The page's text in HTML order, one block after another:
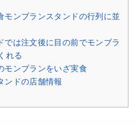
モンブランスタンドの行列に並
では注文後に目の前でモンブラ
れる
モンブランをいざ実食
ンドの店舗情報